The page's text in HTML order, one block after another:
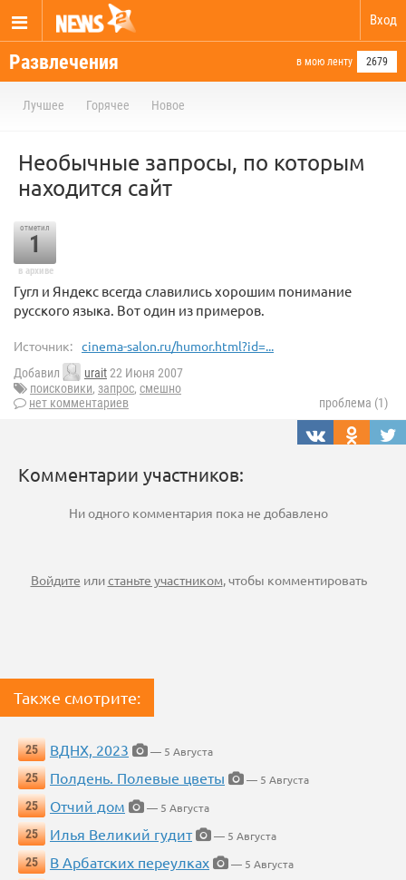
Вход
Развлечения в мою ленту 2679
Лучшее Горячее Новое
Необычные запросы, по которым
находится сайт
отметил
1
в архиве
Гугл и Яндекс всегда славились хорошим понимание
русского языка. Вот один из примеров.
Источник: cinema-salon.ru/humor.html?id=...
Добавил urait22 Июня 2007
поисковики, запрос, смешно
нет комментариев
проблема (1)
Комментарии участников:
Ни одного комментария пока не добавлено
Войдите илистаньте участником, чтобы комментировать
Также смотрите:
25 ВДНХ, 2023
— 5 Августа
25
Полдень. Полевые цветы
— 5 Августа
25
Отчий дом
— 5 Августа
25
Илья Великий гудит
— 5 Августа
25
В Арбатских переулках
— 5 Августа